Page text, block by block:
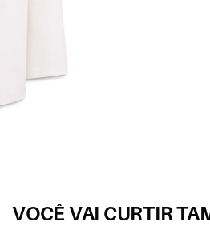
VOCÊ VAI CURTIR